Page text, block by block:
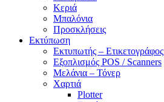
Κεριά
Μπαλόνια
Προσκλήσεις
Εκτύπωση
Εκτυπωτής – Ετικετογράφος
Εξοπλισμός POS / Scanners
Μελάνια – Τόνερ
Χαρτιά
Plotter